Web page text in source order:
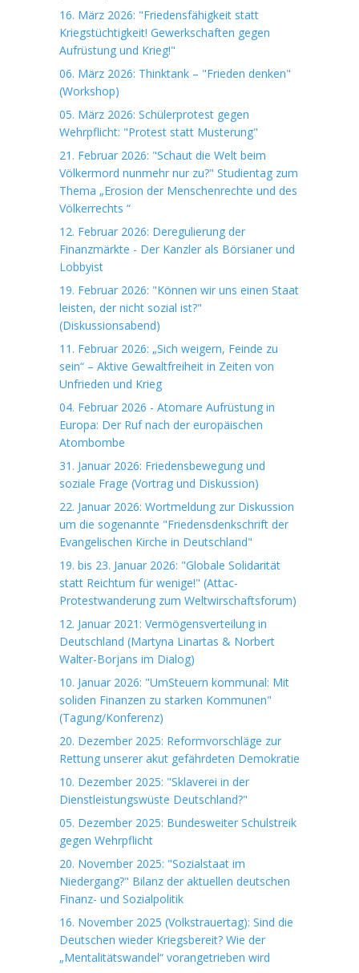
16. März 2026: "Friedensfähigkeit statt
Kriegstüchtigkeit! Gewerkschaften gegen
Aufrüstung und Krieg!"
06. März 2026: Thinktank – "Frieden denken"
(Workshop)
05. März 2026: Schülerprotest gegen
Wehrpflicht: "Protest statt Musterung"
21. Februar 2026: "Schaut die Welt beim
Völkermord nunmehr nur zu?" Studientag zum
Thema „Erosion der Menschenrechte und des
Völkerrechts “
12. Februar 2026: Deregulierung der
Finanzmärkte - Der Kanzler als Börsianer und
Lobbyist
19. Februar 2026: "Können wir uns einen Staat
leisten, der nicht sozial ist?"
(Diskussionsabend)
11. Februar 2026: „Sich weigern, Feinde zu
sein“ – Aktive Gewaltfreiheit in Zeiten von
Unfrieden und Krieg
04. Februar 2026 - Atomare Aufrüstung in
Europa: Der Ruf nach der europäischen
Atombombe
31. Januar 2026: Friedensbewegung und
soziale Frage (Vortrag und Diskussion)
22. Januar 2026: Wortmeldung zur Diskussion
um die sogenannte "Friedensdenkschrift der
Evangelischen Kirche in Deutschland"
19. bis 23. Januar 2026: "Globale Solidarität
statt Reichtum für wenige!" (Attac-
Protestwanderung zum Weltwirschaftsforum)
12. Januar 2021: Vermögensverteilung in
Deutschland (Martyna Linartas & Norbert
Walter-Borjans im Dialog)
10. Januar 2026: "UmSteuern kommunal: Mit
soliden Finanzen zu starken Kommunen"
(Tagung/Konferenz)
20. Dezember 2025: Reformvorschläge zur
Rettung unserer akut gefährdeten Demokratie
10. Dezember 2025: "Sklaverei in der
Dienstleistungswüste Deutschland?"
05. Dezember 2025: Bundesweiter Schulstreik
gegen Wehrpflicht
20. November 2025: "Sozialstaat im
Niedergang?" Bilanz der aktuellen deutschen
Finanz- und Sozialpolitik
16. November 2025 (Volkstrauertag): Sind die
Deutschen wieder Kriegsbereit? Wie der
„Mentalitätswandel“ vorangetrieben wird